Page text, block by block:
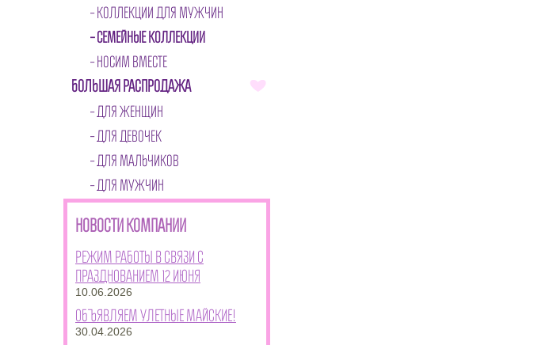
КОЛЛЕКЦИИ ДЛЯ МУЖЧИН
СЕМЕЙНЫЕ КОЛЛЕКЦИИ
НОСИМ ВМЕСТЕ
БОЛЬШАЯ РАСПРОДАЖА
ДЛЯ ЖЕНЩИН
ДЛЯ ДЕВОЧЕК
ДЛЯ МАЛЬЧИКОВ
ДЛЯ МУЖЧИН
НОВОСТИ КОМПАНИИ
Режим работы в связи с
празднованием 12 июня
10.06.2026
Объявляем улетные майские!
30.04.2026